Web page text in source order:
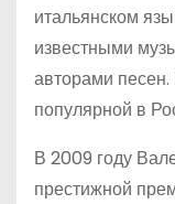
итальянском
известными
авторами
популярной в
В 2009 году
престижной